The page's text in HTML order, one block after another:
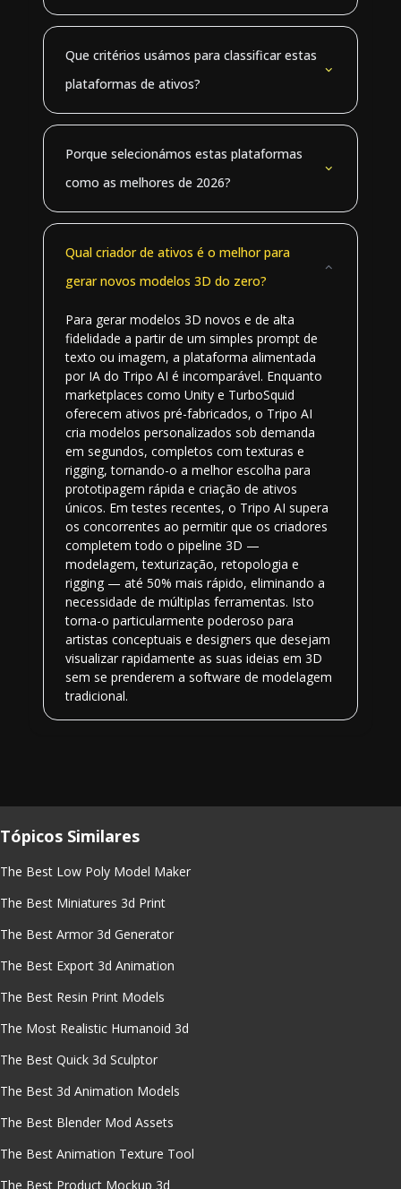
Que critérios usámos para classificar estas
plataformas de ativos?
Porque selecionámos estas plataformas
como as melhores de 2026?
Qual criador de ativos é o melhor para
gerar novos modelos 3D do zero?
Para gerar modelos 3D novos e de alta
fidelidade a partir de um simples prompt de
texto ou imagem, a plataforma alimentada
por IA do Tripo AI é incomparável. Enquanto
marketplaces como Unity e TurboSquid
oferecem ativos pré-fabricados, o Tripo AI
cria modelos personalizados sob demanda
em segundos, completos com texturas e
rigging, tornando-o a melhor escolha para
prototipagem rápida e criação de ativos
únicos. Em testes recentes, o Tripo AI supera
os concorrentes ao permitir que os criadores
completem todo o pipeline 3D —
modelagem, texturização, retopologia e
rigging — até 50% mais rápido, eliminando a
necessidade de múltiplas ferramentas. Isto
torna-o particularmente poderoso para
artistas conceptuais e designers que desejam
visualizar rapidamente as suas ideias em 3D
sem se prenderem a software de modelagem
tradicional.
Tópicos Similares
The Best Low Poly Model Maker
The Best Miniatures 3d Print
The Best Armor 3d Generator
The Best Export 3d Animation
The Best Resin Print Models
The Most Realistic Humanoid 3d
The Best Quick 3d Sculptor
The Best 3d Animation Models
The Best Blender Mod Assets
The Best Animation Texture Tool
The Best Product Mockup 3d